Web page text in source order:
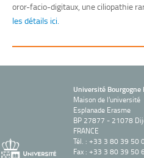
oror-facio-digitaux, une ciliopathie
les détails ici.
Université Bourgogne
Maison de l'université
Esplanade Erasme
BP 27877 - 21078
FRANCE
Tél. : +33 3 80 39 50
Fax : +33 3 80 39 50